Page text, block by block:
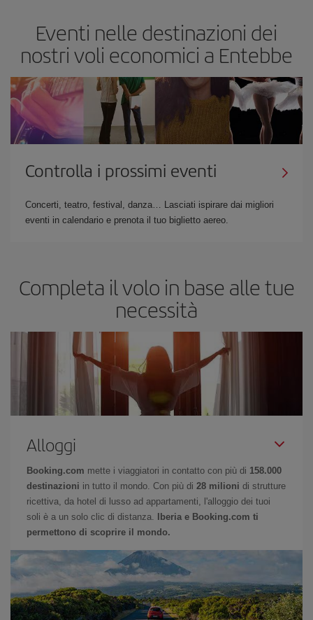
Eventi nelle destinazioni dei
nostri voli economici a Entebbe
Controlla i prossimi eventi
Concerti, teatro, festival, danza… Lasciati ispirare dai migliori
eventi in calendario e prenota il tuo biglietto aereo.
Completa il volo in base alle tue
necessità
Alloggi
Booking.com mette i viaggiatori in contatto con più di 158.000
destinazioni in tutto il mondo. Con più di 28 milioni di strutture
ricettiva, da hotel di lusso ad appartamenti, l'alloggio dei tuoi
soli è a un solo clic di distanza.
Iberia e Booking.com ti
permettono di scoprire il mondo.